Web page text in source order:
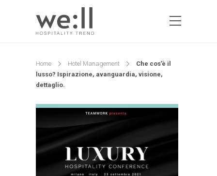
Home Hotel Management
Che cos’è il
lusso? Ispirazione, avanguardia, visione,
dettaglio.